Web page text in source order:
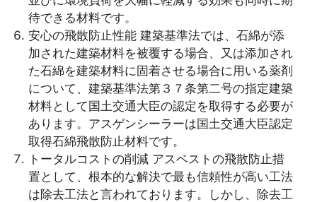
待できる材料です。
安心の飛散防止性能 建築基準法では、石綿が添
加された建築材料を被覆する場合、又は添加され
た石綿を建築材料に固着させる場合に用いる薬剤
について、建築基準法第３７条第二号の指定建築
材料として国土交通大臣の認定を取得する必要が
あります。アスゲンシーラーは国土交通大臣認定
取得石綿飛散防止材料です。
トータルコストの削減 アスベストの飛散防止措
置として、根本的な解決で最も信頼性が高い工法
は除去工法と言われております。しかし、除去工